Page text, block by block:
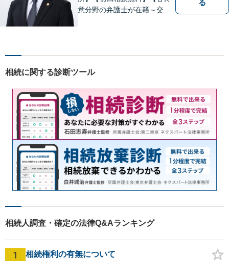
意分野の弁護士が在籍～交通
る
相続に関する診断ツール
相続人調査・確定の法律Q&Aランキング
1 相続権利の有無について